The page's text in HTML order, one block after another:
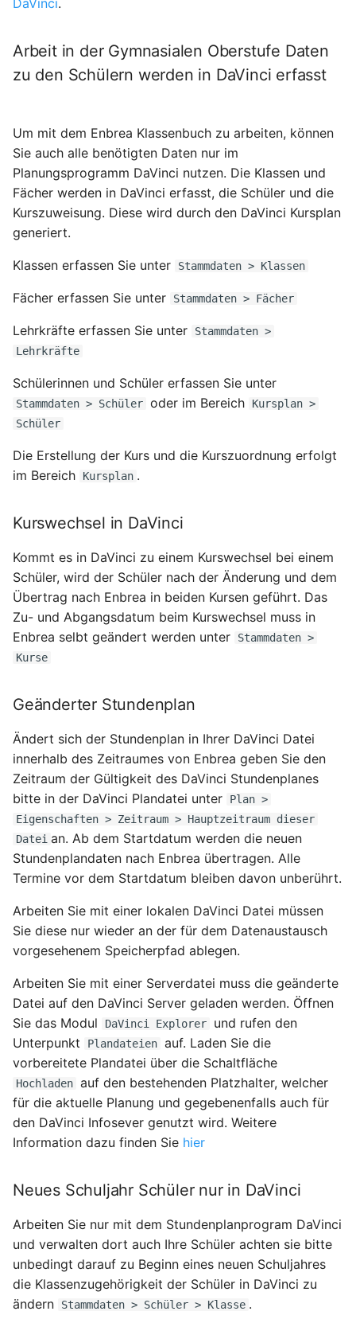
DaVinci.
Arbeit in der Gymnasialen Oberstufe Daten
zu den Schülern werden in DaVinci erfasst
Um mit dem Enbrea Klassenbuch zu arbeiten, können
Sie auch alle benötigten Daten nur im
Planungsprogramm DaVinci nutzen. Die Klassen und
Fächer werden in DaVinci erfasst, die Schüler und die
Kurszuweisung. Diese wird durch den DaVinci Kursplan
generiert.
Klassen erfassen Sie unter Stammdaten > Klassen
Fächer erfassen Sie unter Stammdaten > Fächer
Lehrkräfte erfassen Sie unter
Stammdaten >
Lehrkräfte
Schülerinnen und Schüler erfassen Sie unter
Stammdaten > Schüler oder im Bereich
Kursplan >
Schüler
Die Erstellung der Kurs und die Kurszuordnung erfolgt
im Bereich
Kursplan .
Kurswechsel in DaVinci
Kommt es in DaVinci zu einem Kurswechsel bei einem
Schüler, wird der Schüler nach der Änderung und dem
Übertrag nach Enbrea in beiden Kursen geführt. Das
Zu- und Abgangsdatum beim Kurswechsel muss in
Enbrea selbt geändert werden unter
Stammdaten >
Kurse
Geänderter Stundenplan
Ändert sich der Stundenplan in Ihrer DaVinci Datei
innerhalb des Zeitraumes von Enbrea geben Sie den
Zeitraum der Gültigkeit des DaVinci Stundenplanes
bitte in der DaVinci Plandatei unter
Plan >
Eigenschaften > Zeitraum > Hauptzeitraum dieser
Datei an. Ab dem Startdatum werden die neuen
Stundenplandaten nach Enbrea übertragen. Alle
Termine vor dem Startdatum bleiben davon unberührt.
Arbeiten Sie mit einer lokalen DaVinci Datei müssen
Sie diese nur wieder an der für dem Datenaustausch
vorgesehenem Speicherpfad ablegen.
Arbeiten Sie mit einer Serverdatei muss die geänderte
Datei auf den DaVinci Server geladen werden. Öffnen
Sie das Modul
DaVinci Explorer
und rufen den
Unterpunkt
Plandateien auf. Laden Sie die
vorbereitete Plandatei über die Schaltfläche
Hochladen auf den bestehenden Platzhalter, welcher
für die aktuelle Planung und gegebenenfalls auch für
den DaVinci Infosever genutzt wird. Weitere
Information dazu finden Sie hier
Neues Schuljahr Schüler nur in DaVinci
Arbeiten Sie nur mit dem Stundenplanprogram DaVinci
und verwalten dort auch Ihre Schüler achten sie bitte
unbedingt darauf zu Beginn eines neuen Schuljahres
die Klassenzugehörigkeit der Schüler in DaVinci zu
ändern
Stammdaten > Schüler > Klasse .